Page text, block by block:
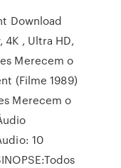
Download
4K , Ultra HD,
Merecem o
(Filme 1989)
Merecem o
10